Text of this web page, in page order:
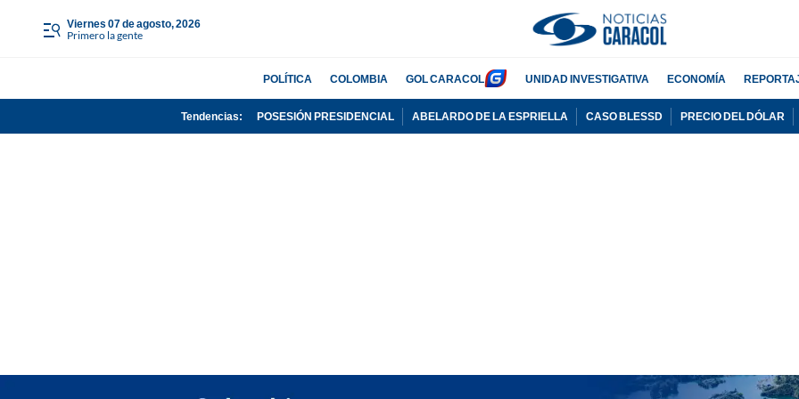
viernes 07 de agosto, 2026
Primero la gente
POLÍTICA COLOMBIA GOL CARACOL UNIDAD INVESTIGATIVA ECONOMÍA
Tendencias: POSESIÓN PRESIDENCIAL ABELARDO DE LA ESPRIELLA CASO BLESSD PRECIO DEL DÓLAR